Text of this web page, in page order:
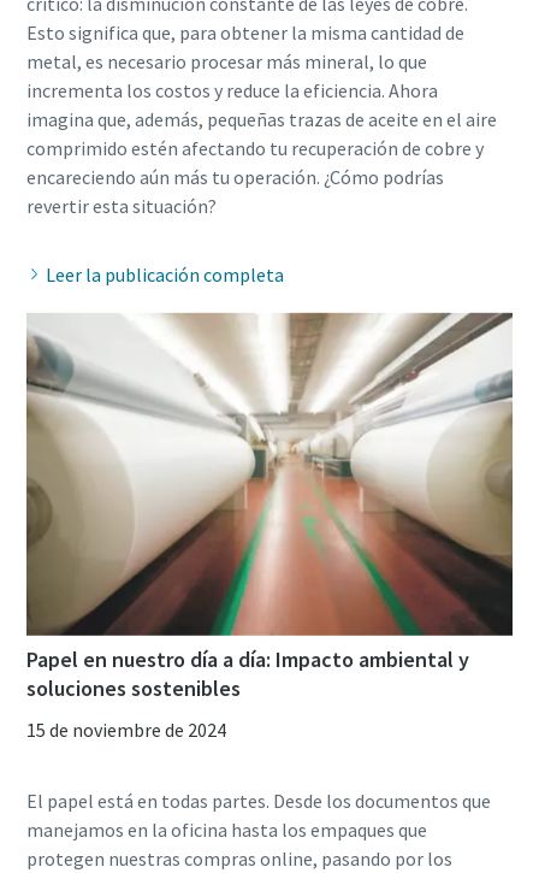
Esto significa que, para obtener la misma cantidad de
metal, es necesario procesar más mineral, lo que
incrementa los costos y reduce la eficiencia. Ahora
imagina que, además, pequeñas trazas de aceite en el aire
comprimido estén afectando tu recuperación de cobre y
encareciendo aún más tu operación. ¿Cómo podrías
Leer la publicación completa
Papel en nuestro día a día: Impacto ambiental y
soluciones sostenibles
15 de noviembre de 2024
El papel está en todas partes. Desde los documentos que
manejamos en la oficina hasta los empaques que
protegen nuestras compras online, pasando por los